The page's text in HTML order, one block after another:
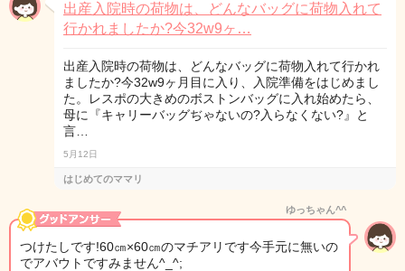
出産入院時の荷物は、どんなバッグに荷物入れて
行かれましたか?今32w9ヶ…
出産入院時の荷物は、どんなバッグに荷物入れて行かれ
ましたか?今32w9ヶ月目に入り、入院準備をはじめまし
た。レスポの大きめのボストンバッグに入れ始めたら、
母に『キャリーバッグぢゃないの?入らなくない?』と
言…
5月12日
はじめてのママリ
ゆっちゃん^^
つけたしです!60㎝×60㎝のマチアリです今手元に無いの
でアバウトですみません^_^;